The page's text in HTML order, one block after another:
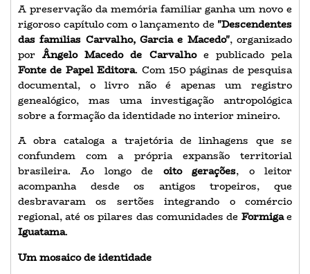
A preservação da memória familiar ganha um novo e
rigoroso capítulo com o lançamento de "Descendentes
das famílias Carvalho, Garcia e Macedo", organizado
porÂngelo Macedo de Carvalhoe publicado pela
Fonte de Papel Editora. Com 150 páginas de pesquisa
documental, o livro não é apenas um registro
genealógico, mas uma investigação antropológica
sobre a formação da identidade no interior mineiro.
A obra cataloga a trajetória de linhagens que se
confundem com a própria expansão territorial
brasileira. Ao longo de oito gerações, o leitor
acompanha desde os antigos tropeiros, que
desbravaram os sertões integrando o comércio
regional, até os pilares das comunidades de Formigae
Iguatama.
Um mosaico de identidade